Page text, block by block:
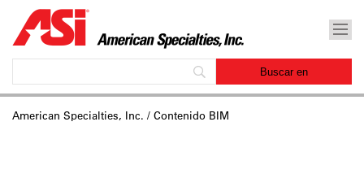
American Specialties, Inc. / Contenido BIM